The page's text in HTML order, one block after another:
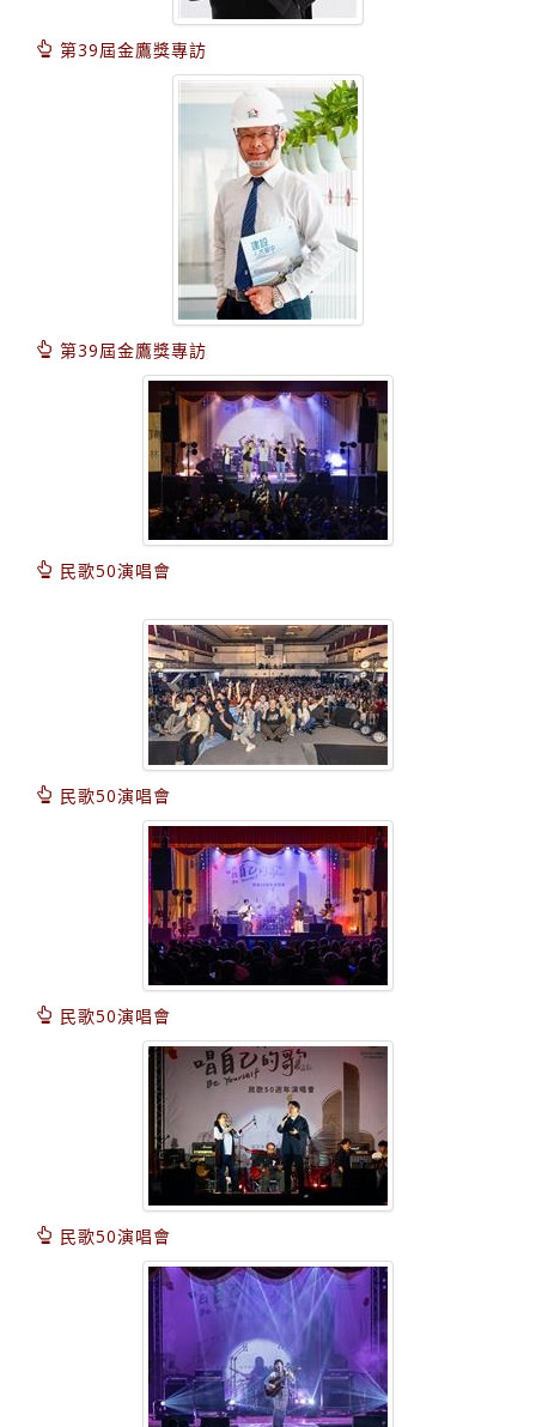
第39屆金鷹獎專訪
第39屆金鷹獎專訪
民歌50演唱會
民歌50演唱會
民歌50演唱會
民歌50演唱會